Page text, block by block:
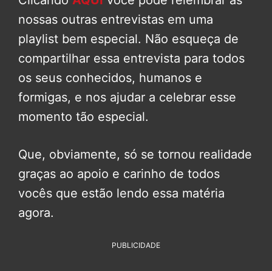
nossas outras entrevistas em uma
playlist bem especial. Não esqueça de
compartilhar essa entrevista para todos
os seus conhecidos, humanos e
formigas, e nos ajudar a celebrar esse
momento tão especial.
Que, obviamente, só se tornou realidade
graças ao apoio e carinho de todos
vocês que estão lendo essa matéria
agora.
PUBLICIDADE